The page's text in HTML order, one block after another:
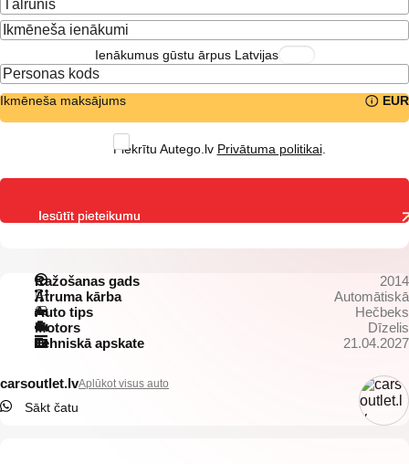
Ienākumus gūstu ārpus Latvijas
Ikmēneša maksājums EUR
Piekrītu Autego.lv Privātuma politikai.
Ražošanas gads
2014
Ātruma kārba
Automātiskā
Auto tips
Hečbeks
Motors
Dīzelis
Tehniskā apskate
21.04.2027
carsoutlet.lvAplūkot visus auto
Sākt čatu